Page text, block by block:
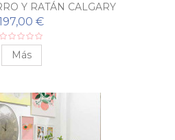
Y RATÁN CALGARY
€
Más